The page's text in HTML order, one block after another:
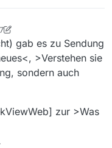
2024, 00:31
gab es zu Sendung
>Verstehen sie
sondern auch
zur >Was